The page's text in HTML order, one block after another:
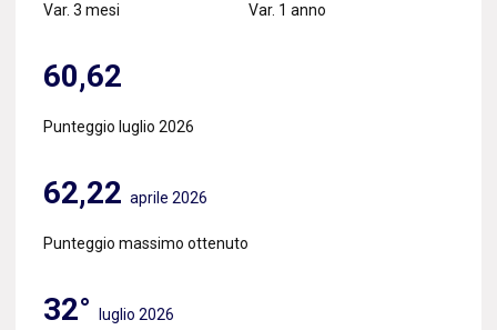
Var. 3 mesi Var. 1 anno
60,62
Punteggio luglio 2026
62,22 aprile 2026
Punteggio massimo ottenuto
32° luglio 2026